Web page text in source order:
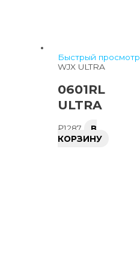
Быстрый просмотр
WJX ULTRA
0601RL
ULTRA
₽1287
В
КОРЗИНУ